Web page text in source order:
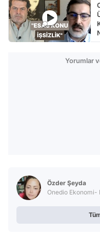
Yorumlar
Özder Şeyda
Onedio Ekonomi-